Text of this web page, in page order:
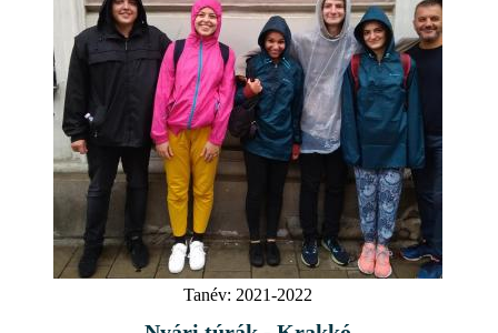
Tanév: 2021-2022